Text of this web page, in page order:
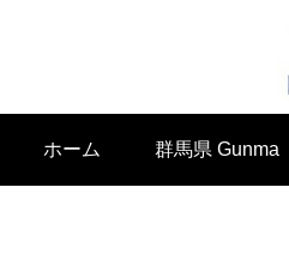
ホーム 群馬県 Gunma